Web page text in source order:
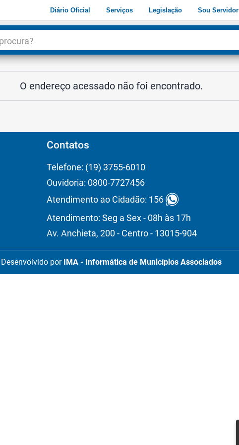
Diário Oficial Serviços Legislação Sou Servidor
O endereço acessado não foi encontrado.
Contatos
Telefone: (19) 3755-6010
Ouvidoria: 0800-7727456
Atendimento ao Cidadão: 156
Atendimento: Seg a Sex - 08h às 17h
Av. Anchieta, 200 - Centro - 13015-904
Desenvolvido por IMA - Informática de Municípios Associados